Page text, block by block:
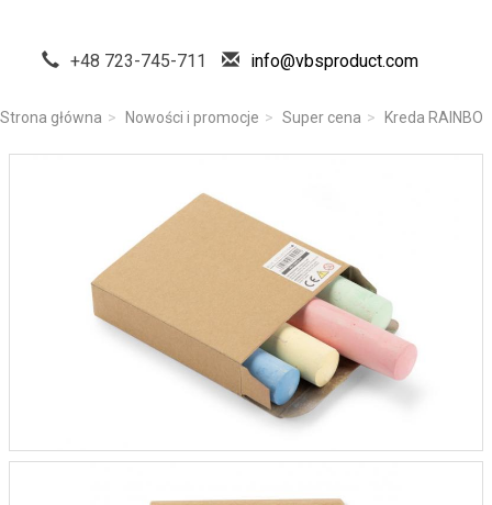
+48 723-745-711 info@vbsproduct.com
Strona główna Nowości i promocje Super cena Kreda RAINBO